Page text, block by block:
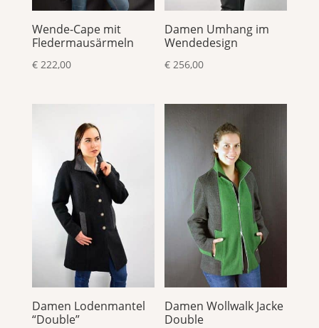
Wende-Cape mit
Fledermausärmeln
€222,00
Damen Umhang im
Wendedesign
€ 256,00
Damen Lodenmantel
“Double”
Damen Wollwalk Jacke
Double